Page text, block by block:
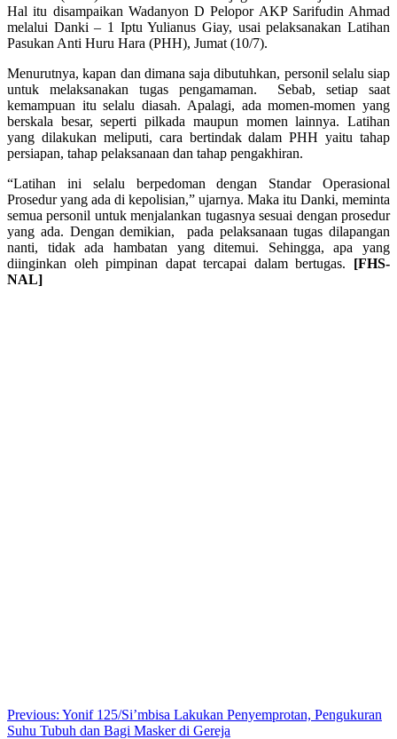
Hal itu disampaikan Wadanyon D Pelopor AKP Sarifudin Ahmad
melalui Danki – 1 Iptu Yulianus Giay, usai pelaksanakan Latihan
Pasukan Anti Huru Hara (PHH), Jumat (10/7).
Menurutnya, kapan dan dimana saja dibutuhkan, personil selalu siap
untuk melaksanakan tugas pengamaman. Sebab, setiap saat
kemampuan itu selalu diasah. Apalagi, ada momen-momen yang
berskala besar, seperti pilkada maupun momen lainnya. Latihan
yang dilakukan meliputi, cara bertindak dalam PHH yaitu tahap
persiapan, tahap pelaksanaan dan tahap pengakhiran.
“Latihan ini selalu berpedoman dengan Standar Operasional
Prosedur yang ada di kepolisian,” ujarnya. Maka itu Danki, meminta
semua personil untuk menjalankan tugasnya sesuai dengan prosedur
yang ada. Dengan demikian, pada pelaksanaan tugas dilapangan
nanti, tidak ada hambatan yang ditemui. Sehingga, apa yang
diinginkan oleh pimpinan dapat tercapai dalam bertugas. [FHS-
NAL]
Post
Previous: Yonif 125/Si’mbisa Lakukan Penyemprotan, Pengukuran
Suhu Tubuh dan Bagi Masker di Gereja